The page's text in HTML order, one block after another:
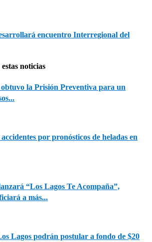
encuentro Interregional del
noticias
la Prisión Preventiva para un
por pronósticos de heladas en
“Los Lagos Te Acompaña”,
a más...
Lagos podrán postular a fondo de $20